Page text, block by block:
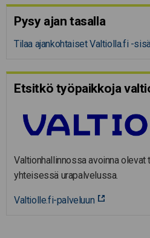
Pysy ajan tasalla
Tilaa ajankohtaiset Valtiolla.fi -
Etsitkö työpaikkoja
Valtionhallinnossa avoinna olevat
yhteisessä urapalvelussa.
Valtiolle.fi-palveluun